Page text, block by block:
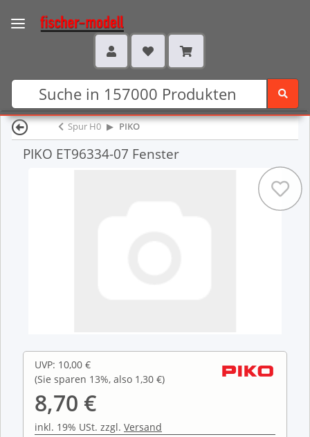
Spur H0 PIKO
PIKO ET96334-07 Fenster
UVP: 10,00 €
(Sie sparen 13%, also 1,30 €)
8,70 €
inkl. 19% USt. zzgl. Versand